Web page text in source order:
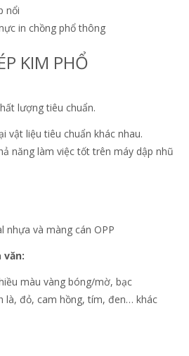
nổi
in chồng phổ thông
KIM PHỔ
lượng tiêu chuẩn.
vật liệu tiêu chuẩn khác nhau.
năng làm việc tốt trên máy dập nhũ
nhựa và màng cán OPP
văn:
màu vàng bóng/mờ, bạc
là, đỏ, cam hồng, tím, đen… khác